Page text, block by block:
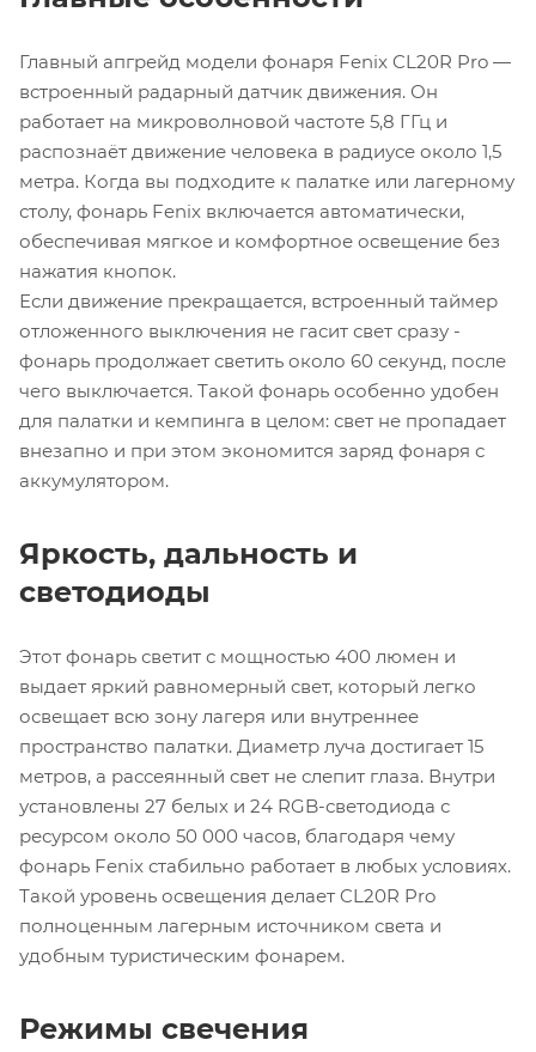
Главный апгрейд модели фонаря Fenix CL20R Pro —
встроенный радарный датчик движения. Он
работает на микроволновой частоте 5,8 ГГц и
распознаёт движение человека в радиусе около 1,5
метра. Когда вы подходите к палатке или лагерному
столу, фонарь Fenix включается автоматически,
обеспечивая мягкое и комфортное освещение без
нажатия кнопок.
Если движение прекращается, встроенный таймер
отложенного выключения не гасит свет сразу -
фонарь продолжает светить около 60 секунд, после
чего выключается. Такой фонарь особенно удобен
для палатки и кемпинга в целом: свет не пропадает
внезапно и при этом экономится заряд фонаря с
аккумулятором.
Яркость, дальность и
светодиоды
Этот фонарь светит с мощностью 400 люмен и
выдает яркий равномерный свет, который легко
освещает всю зону лагеря или внутреннее
пространство палатки. Диаметр луча достигает 15
метров, а рассеянный свет не слепит глаза. Внутри
установлены 27 белых и 24 RGB-светодиода с
ресурсом около 50 000 часов, благодаря чему
фонарь Fenix стабильно работает в любых условиях.
Такой уровень освещения делает CL20R Pro
полноценным лагерным источником света и
удобным туристическим фонарем.
Режимы свечения